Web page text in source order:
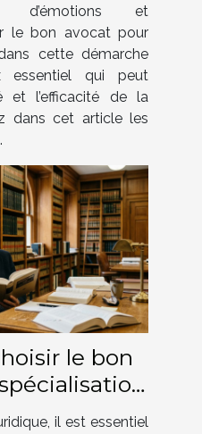
d’émotions et
le bon avocat pour
cette démarche
qui peut
et l’efficacité de la
dans cet article les
le bon
votre cas ?
il est essentiel